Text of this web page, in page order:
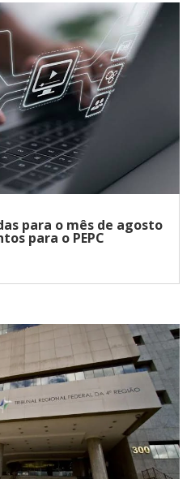
para o mês de agosto
para o PEPC